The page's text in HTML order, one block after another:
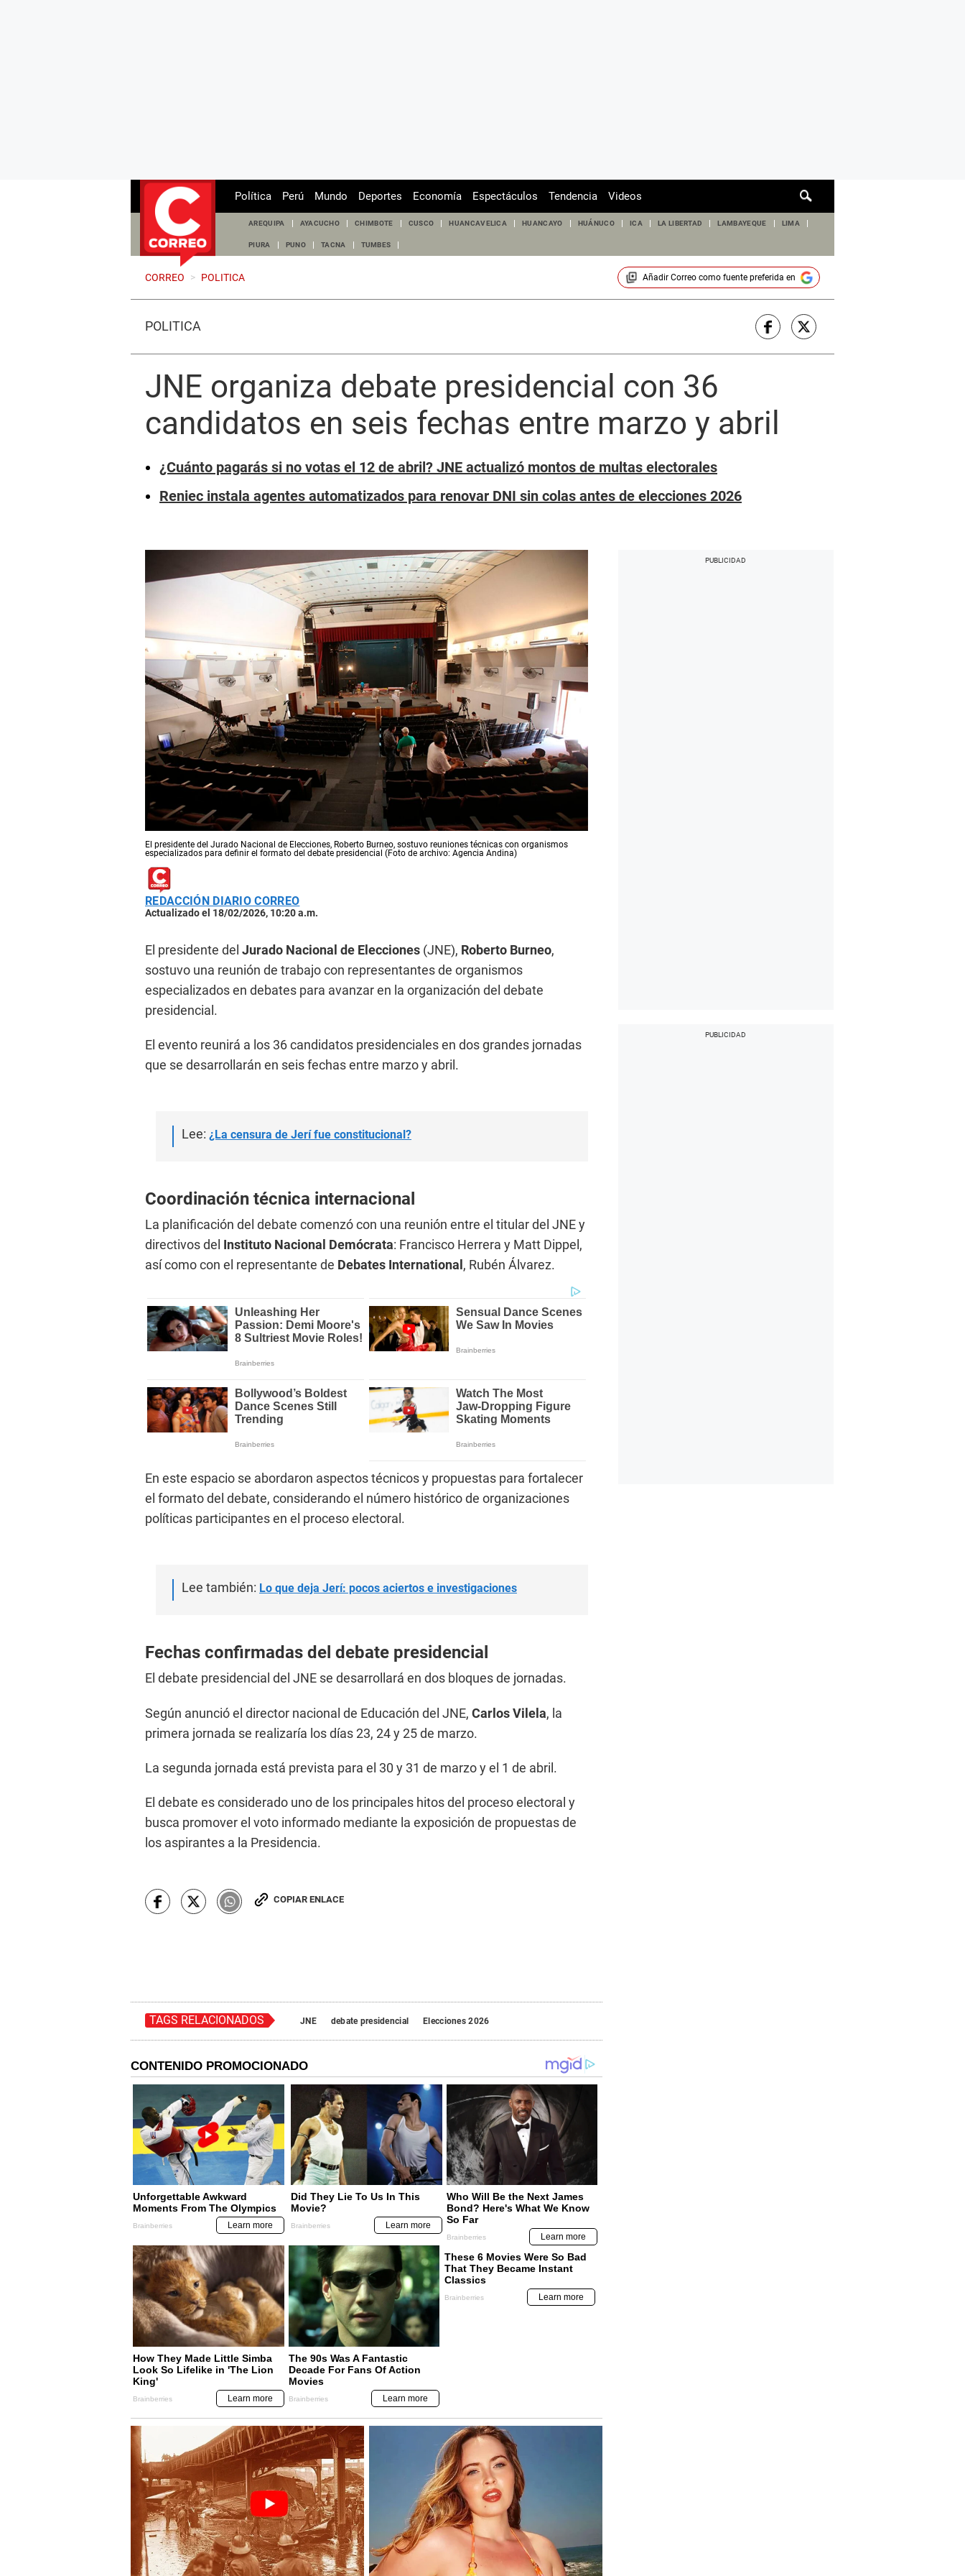
de
Política Perú Mundo Deportes Economía Espectáculos Tendencia Videos
AREQUIPA AYACUCHO CHIMBOTE CUSCO HUANCAVELICA HUANCAYO HUÁNUCO ICA LA LIBERTAD LAMBAYEQUE LIMA
PIURA PUNO TACNA TUMBES
CORREO > POLITICA Añadir Correocomo fuente preferida en
POLÍTICA
JNE organiza debate presidencial con 36
candidatos en seis fechas entre marzo y abril
¿Cuánto pagarás si no votas el 12 de abril? JNE actualizó montos de multas electorales
Reniec instala agentes automatizados para renovar DNI sin colas antes de elecciones 2026
El presidente del Jurado Nacional de Elecciones, Roberto Burneo, sostuvo reuniones técnicas con organismos
especializados para definir el formato del debate presidencial (Foto de archivo: Agencia Andina)
REDACCIÓN DIARIO CORREO
Actualizado el 18/02/2026, 10:20 a.m.
El presidente del Jurado Nacional de Elecciones (JNE), Roberto Burneo,
sostuvo una reunión de trabajo con representantes de organismos
especializados en debates para avanzar en la organización del debate
presidencial.
El evento reunirá a los 36 candidatos presidenciales en dos grandes jornadas
que se desarrollarán en seis fechas entre marzo y abril.
Lee: ¿La censura de Jerí fue constitucional?
Coordinación técnica internacional
La planificación del debate comenzó con una reunión entre el titular del JNE y
directivos del Instituto Nacional Demócrata: Francisco Herrera y Matt Dippel,
así como con el representante de Debates International , Rubén Álvarez.
En este espacio se abordaron aspectos técnicos y propuestas para fortalecer
el formato del debate, considerando el número histórico de organizaciones
políticas participantes en el proceso electoral.
Lee también: Lo que deja Jerí: pocos aciertos e investigaciones
Fechas confirmadas del debate presidencial
El debate presidencial del JNE se desarrollará en dos bloques de jornadas.
Según anunció el director nacional de Educación del JNE, Carlos Vilela, la
primera jornada se realizaría los días 23, 24 y 25 de marzo.
La segunda jornada está prevista para el 30 y 31 de marzo y el 1 de abril.
El debate es considerado uno de los principales hitos del proceso electoral y
busca promover el voto informado mediante la exposición de propuestas de
los aspirantes a la Presidencia.
COPIAR ENLACE
TAGS RELACIONADOS JNE debate presidencial Elecciones 2026